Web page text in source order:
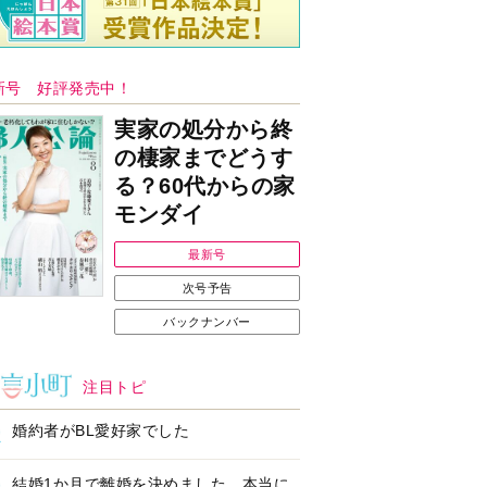
号 好評発売中！
実家の処分から終
の棲家までどうす
る？60代からの家
モンダイ
最新号
次号予告
バックナンバー
注目トピ
婚約者がBL愛好家でした